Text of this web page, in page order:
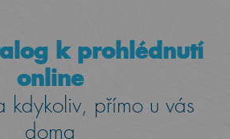
k prohlédnutí
online
kdykoliv, přímo u vás
doma